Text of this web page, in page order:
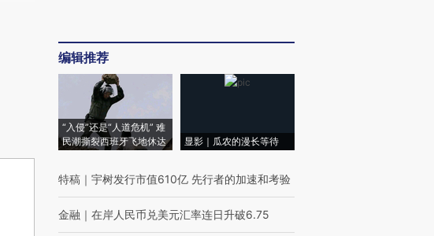
编辑推荐
“入侵”还是“人道危机” 难
民潮撕裂西班牙飞地休达
显影｜瓜农的漫长等待
特稿 ｜ 宇树发行市值610亿 先行者的加速和考验
金融 ｜ 在岸人民币兑美元汇率连日升破6.75